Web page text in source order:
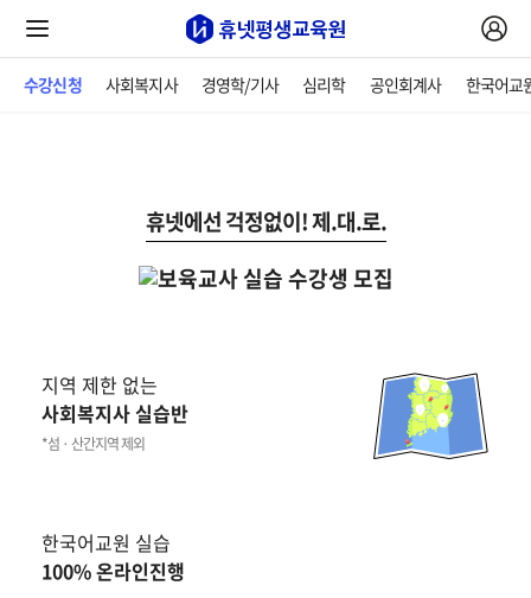
휴넷에선 걱정없이! 제.대.로.
지역 제한 없는
사회복지사 실습반
*섬 · 산간지역 제외
한국어교원 실습
100% 온라인진행
수강신청 사회복지사 경영학/기사 심리학 공인회계사 한국어교